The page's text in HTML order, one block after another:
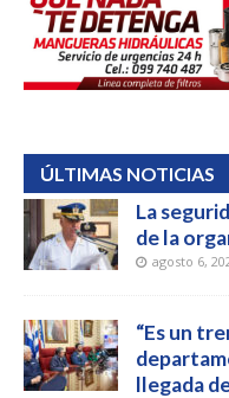
ÚLTIMAS NOTICIAS
La
de la
agosto 6,
“Es un
llegada